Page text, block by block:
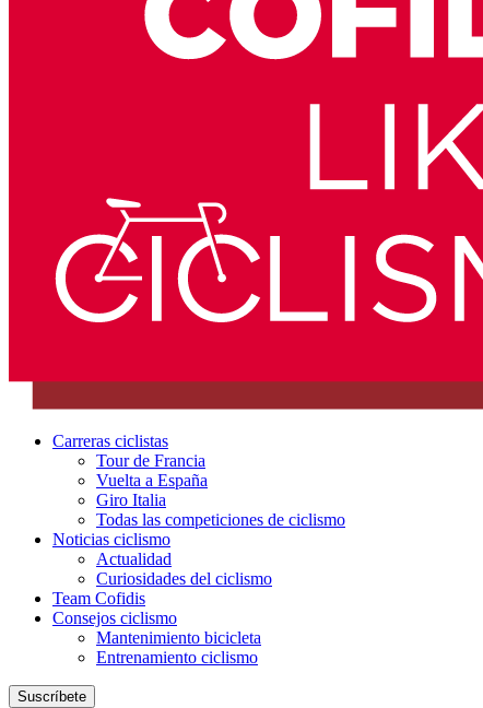
Carreras ciclistas
Tour de Francia
Vuelta a España
Giro Italia
Todas las competiciones de ciclismo
Noticias ciclismo
Actualidad
Curiosidades del ciclismo
Team Cofidis
Consejos ciclismo
Mantenimiento bicicleta
Entrenamiento ciclismo
Suscríbete